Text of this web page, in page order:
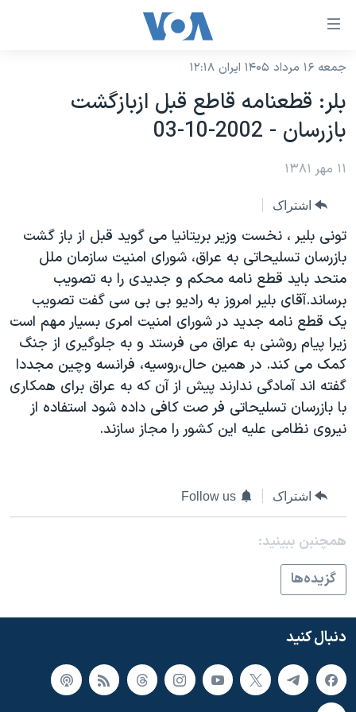
لینکهای
دسترسی
جهش
محتوای
اصلی
جهش
اصلی
جهش
به
جستجو
نسخه سبک وب‌سایت
موضوع ها
ایران
آمریکا
جهان
ورزشی
گزیده‌ها
ویژه برنامه‌ها
ویدیوها
فرهنگ و زندگی
حقوق شهروندی
اقتصادی
گالری عکس
آرشیو پخش زنده
برنامه های تلویزیونی
جدول برنامه ها
صفحه‌های ویژه
جام جهانی ۲۰۲۶
عملیات خشم حماسی
۲۵۰سالگی آمریکا
بایگانی برنامه‌های تلویزیونی
مستندها
انتخابات ریاست جمهوری آمریکا ۲۰۲۴
حمله جمهوری اسلامی به اسرائیل
اعتراضات زن، زندگی، آزادی
مجموعه مستندهای دادخواهی
تریبونال مردمی آبان ۹۸
چهل سال گروگان‌گیری
اعتراضات مردمی آبان ۹۸
فرکانس‌های صدای آمریکا
پخش رادیویی
یادگیری زبان انگلیسی
دنبال کنید
جمعه ۱۶ مرداد ۱۴۰۵ ایران ۱۲:۱۸
بلر: قطعنامه قاطع قبل ازبازگشت
بازرسان - 2002-10-03
۱۱ مهر ۱۳۸۱
اشتراک
تونی بلير ، نخست وزير بريتانيا می گويد قبل از باز گشت
بازرسان تسليحاتی به عراق، شورای امنيت سازمان ملل
متحد بايد قطع نامه محکم و جديدی را به تصويب
برساند.آقای بلير امروز به راديو بی بی سی گفت تصويب
يک قطع نامه جديد در شورای امنيت امری بسيار مهم است
زيرا پيام روشنی به عراق می فرستد و به جلوگيری از جنگ
کمک می کند. در همين حال،روسيه، فرانسه وچين مجددا
گفته اند آمادگی ندارند پيش از آن که به عراق برای همکاری
با بازرسان تسليحاتی فر صت کافی داده شود استفاده از
نيروی نظامی عليه اين کشور را مجاز سازند.
اشتراک Follow us
همچنبن ببینید:
گزيده‌ها
دنبال کنید